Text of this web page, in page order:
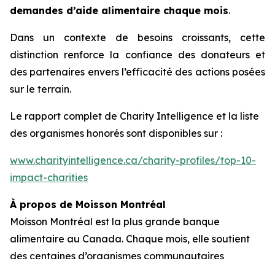
demandes d’aide alimentaire chaque mois.
Dans un contexte de besoins croissants, cette
distinction renforce la confiance des donateurs et
des partenaires envers l’efficacité des actions posées
sur le terrain.
Le rapport complet de Charity Intelligence et la liste
des organismes honorés sont disponibles sur :
www.charityintelligence.ca/charity-profiles/top-10-
impact-charities
À propos de Moisson Montréal
Moisson Montréal est la plus grande banque
alimentaire au Canada. Chaque mois, elle soutient
des centaines d’organismes communautaires